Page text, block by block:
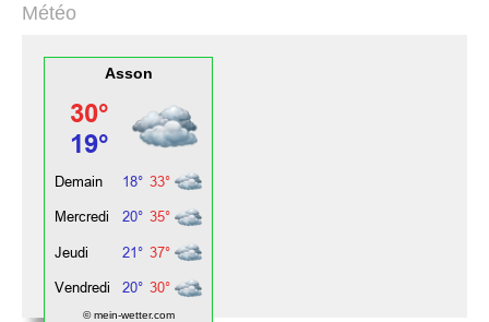
Météo
Asson
© mein-wetter.com